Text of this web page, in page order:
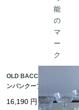
OLD BACCARAT シャ
ンパンクープ Fc-305
16,190 円